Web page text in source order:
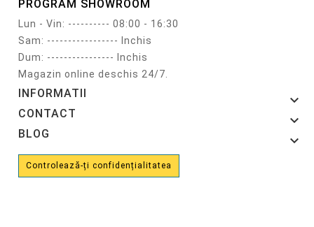
PROGRAM SHOWROOM
Lun - Vin: ---------- 08:00 - 16:30
Sam: ----------------- Inchis
Dum: ---------------- Inchis
Magazin online deschis 24/7.
INFORMATII 
CONTACT 
BLOG 
Controlează-ți confidențialitatea